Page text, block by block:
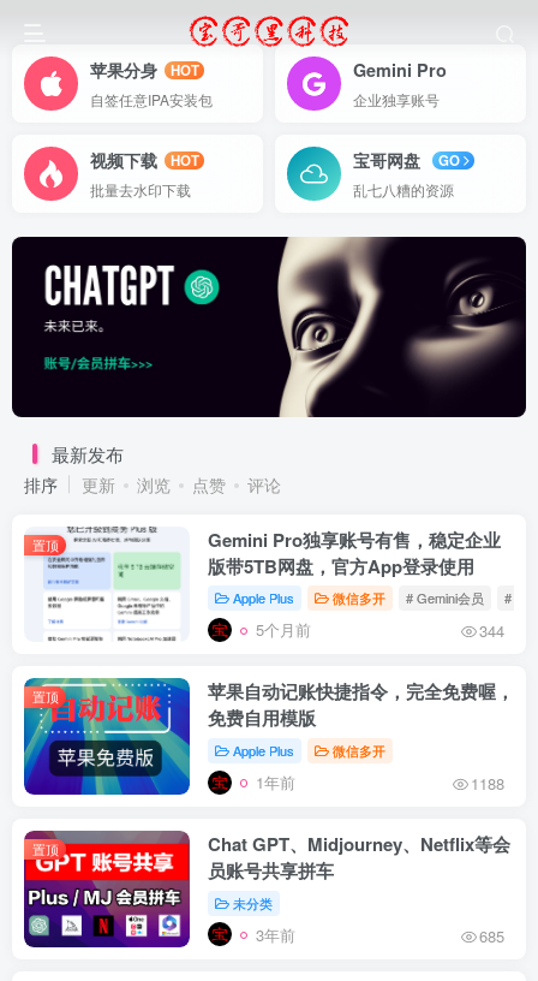
苹果分身
HOT
自签任意IPA安装包
Gemini Pro
企业独享账号
视频下载
HOT
批量去水印下载
宝哥网盘
GO
乱七八糟的资源
最新发布
排序 更新 浏览 点赞 评论
置顶
Gemini Pro独享账号有售，稳定企业
版带5TB网盘，官方App登录使用
Apple Plus 微信多开 # Gemini会员 #
5个月前 344
置顶
苹果自动记账快捷指令，完全免费喔，
免费自用模版
Apple Plus 微信多开
1年前 1188
置顶
Chat GPT、Midjourney、Netflix等会
员账号共享拼车
未分类
3年前 685